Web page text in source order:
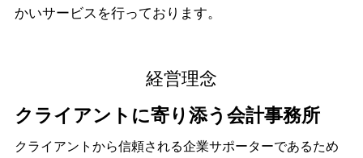
かいサービスを行っております。
経営理念
クライアントに寄り添う会計事務所
クライアントから信頼される企業サポーターであるため